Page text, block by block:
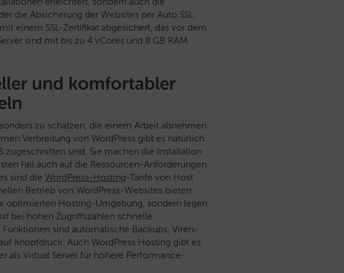
die Absicherung der Websites per Auto SSL.
einem SSL-Zertifikat abgesichert, das vor dem
sind mit bis zu 4 vCores und 8 GB RAM
und komfortabler
zu schätzen, die einem Arbeit abnehmen
Verbreitung von WordPress gibt es natürlich
sind. Sie machen die Installation
Fall auch auf die Ressourcen-Anforderungen
sind die WordPress-Hosting-Tarife von Host
Betrieb von WordPress-Websites bieten
optimierten Hosting-Umgebung, sondern legen
bei hohen Zugriffszahlen schnelle
sind automatische Backups, Viren-
Knopfdruck. Auch WordPress Hosting gibt es
als Virtual Server für höhere Performance-